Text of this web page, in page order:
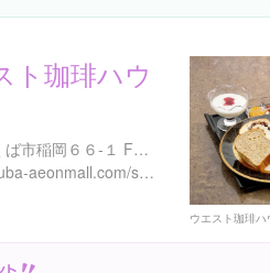
ト珈琲ハウ
茨城県つくば市稲岡６６-１ F区画
http://tsukuba-aeonmall.com/shop/detail/480
ウエスト珈琲ハ